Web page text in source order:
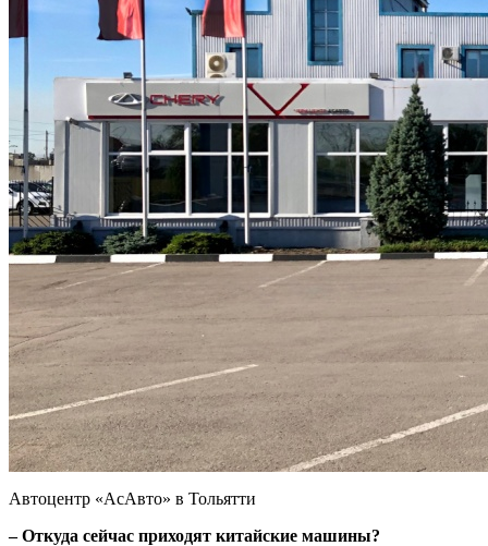
Автоцентр «АсАвто» в Тольятти
– Откуда сейчас приходят китайские машины?